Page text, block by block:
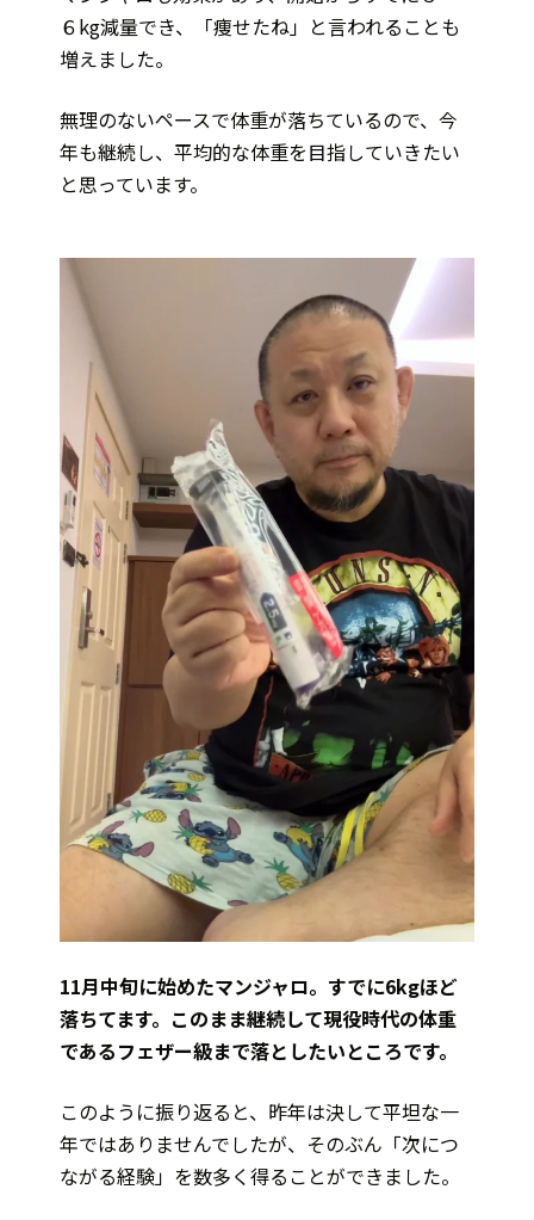
６kg減量でき、「痩せたね」と言われることも
増えました。
無理のないペースで体重が落ちているので、今
年も継続し、平均的な体重を目指していきたい
と思っています。
11月中旬に始めたマンジャロ。すでに6kgほど
落ちてます。このまま継続して現役時代の体重
であるフェザー級まで落としたいところです。
このように振り返ると、昨年は決して平坦な一
年ではありませんでしたが、そのぶん「次につ
ながる経験」を数多く得ることができました。